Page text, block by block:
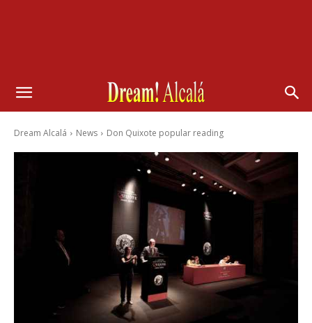
Dream Alcalá News Don Quixote popular reading